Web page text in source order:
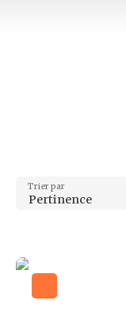
Surface min
Pertinence
Trier par